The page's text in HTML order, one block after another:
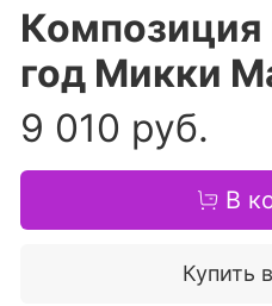
Композиция
год Микки
9 010 руб.
В
Купить